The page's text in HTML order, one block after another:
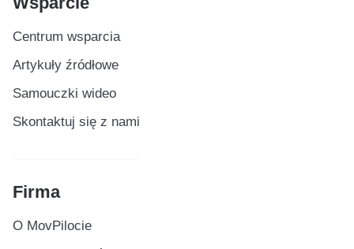
Centrum wsparcia
Artykuły źródłowe
Samouczki wideo
Skontaktuj się z nami
Firma
O MovPilocie